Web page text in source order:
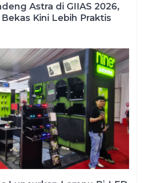
Astra di GIIAS 2026,
Kini Lebih Praktis